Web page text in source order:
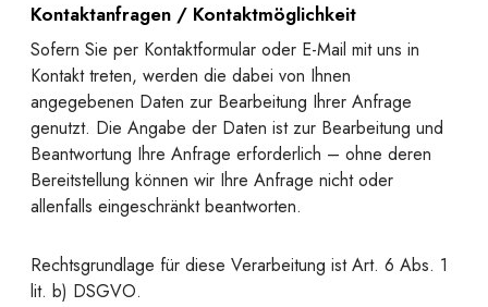
Kontaktanfragen / Kontaktmöglichkeit
Sofern Sie per Kontaktformular oder E-Mail mit uns in
Kontakt treten, werden die dabei von Ihnen
angegebenen Daten zur Bearbeitung Ihrer Anfrage
genutzt. Die Angabe der Daten ist zur Bearbeitung und
Beantwortung Ihre Anfrage erforderlich – ohne deren
Bereitstellung können wir Ihre Anfrage nicht oder
allenfalls eingeschränkt beantworten.
Rechtsgrundlage für diese Verarbeitung ist Art. 6 Abs. 1
lit. b) DSGVO.